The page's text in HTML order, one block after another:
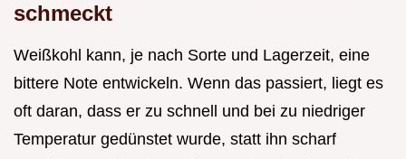
schmeckt
Weißkohl kann, je nach Sorte und Lagerzeit, eine
bittere Note entwickeln. Wenn das passiert, liegt es
oft daran, dass er zu schnell und bei zu niedriger
Temperatur gedünstet wurde, statt ihn scharf